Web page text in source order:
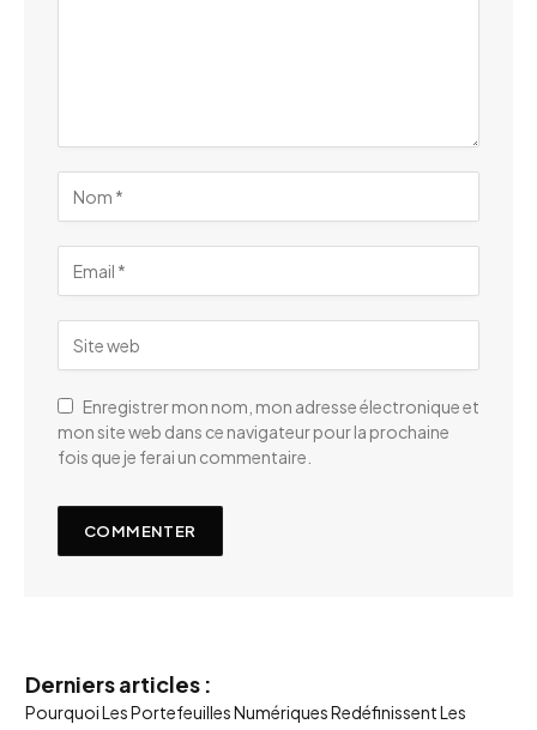
Enregistrer mon nom, mon adresse électronique et
mon site web dans ce navigateur pour la prochaine
fois que je ferai un commentaire.
Derniers articles :
Pourquoi Les Portefeuilles Numériques Redéfinissent Les